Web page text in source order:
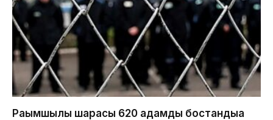
Рақымшылық шарасы 620 адамды бостандыққа